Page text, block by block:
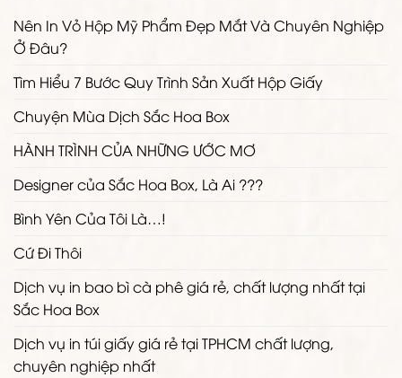
Nên In Vỏ Hộp Mỹ Phẩm Đẹp Mắt Và Chuyên Nghiệp
Ở Đâu?
Tìm Hiểu 7 Bước Quy Trình Sản Xuất Hộp Giấy
Chuyện Mùa Dịch Sắc Hoa Box
HÀNH TRÌNH CỦA NHỮNG ƯỚC MƠ
Designer của Sắc Hoa Box, Là Ai ???
Bình Yên Của Tôi Là…!
Cứ Đi Thôi
Dịch vụ in bao bì cà phê giá rẻ, chất lượng nhất tại
Sắc Hoa Box
Dịch vụ in túi giấy giá rẻ tại TPHCM chất lượng,
chuyên nghiệp nhất